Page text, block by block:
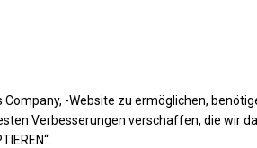
Ihr Zelt
-Website zu ermöglichen,
Verbesserungen verschaffen, die wir